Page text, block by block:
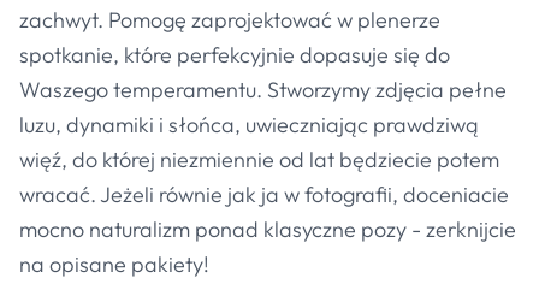
zachwyt. Pomogę zaprojektować w plenerze
spotkanie, które perfekcyjnie dopasuje się do
Waszego temperamentu. Stworzymy zdjęcia pełne
luzu, dynamiki i słońca, uwieczniając prawdziwą
więź, do której niezmiennie od lat będziecie potem
wracać. Jeżeli równie jak ja w fotografii, doceniacie
mocno naturalizm ponad klasyczne pozy - zerknijcie
na opisane pakiety!